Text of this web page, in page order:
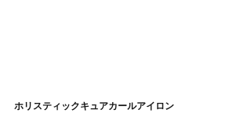
ホリスティックキュアカールアイロン